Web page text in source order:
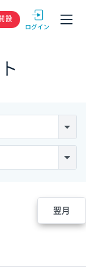
GMOクリック
設
翌月